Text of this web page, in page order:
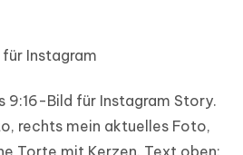
Instagram
9:16-Bild für Instagram Story.
rechts mein aktuelles Foto,